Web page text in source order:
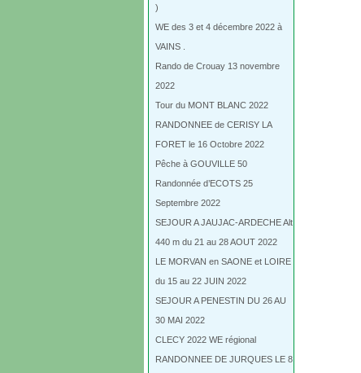
)
WE des 3 et 4 décembre 2022 à
VAINS .
Rando de Crouay 13 novembre
2022
Tour du MONT BLANC 2022
RANDONNEE de CERISY LA
FORET le 16 Octobre 2022
Pêche à GOUVILLE 50
Randonnée d’ECOTS 25
Septembre 2022
SEJOUR A JAUJAC-ARDECHE Alt
440 m du 21 au 28 AOUT 2022
LE MORVAN en SAONE et LOIRE
du 15 au 22 JUIN 2022
SEJOUR A PENESTIN DU 26 AU
30 MAI 2022
CLECY 2022 WE régional
RANDONNEE DE JURQUES LE 8